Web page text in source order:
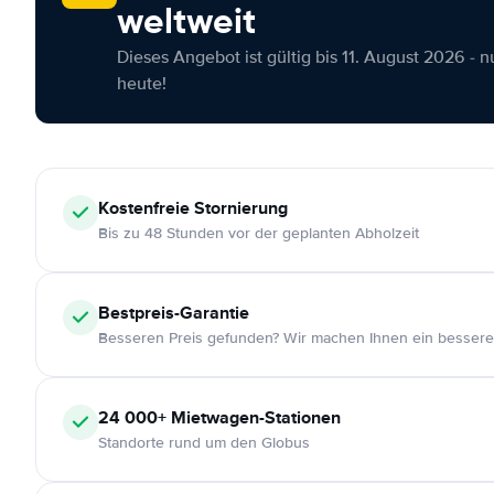
weltweit
Dieses Angebot ist gültig bis 11. August 2026 -
heute!
KostenfreieStornierung
Bis zu 48 Stunden vor der geplanten Abholzeit
Bestpreis-Garantie
Besseren Preis gefunden? Wir machen Ihnen ein
24 000+ Mietwagen-Stationen
Standorte rund um den Globus